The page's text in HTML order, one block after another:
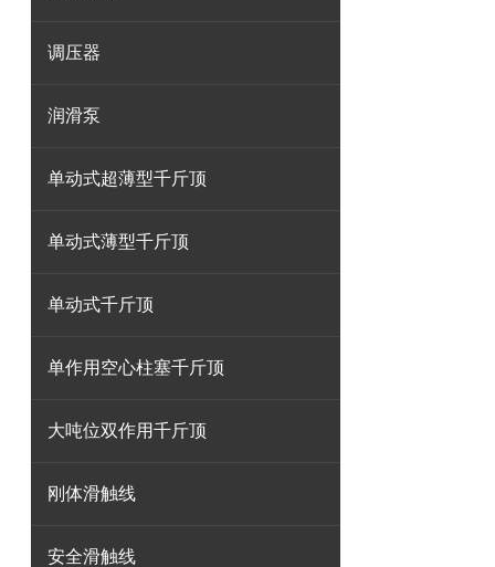
调压器
润滑泵
单动式超薄型千斤顶
单动式薄型千斤顶
单动式千斤顶
单作用空心柱塞千斤顶
大吨位双作用千斤顶
刚体滑触线
安全滑触线